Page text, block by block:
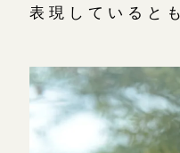
表現していると